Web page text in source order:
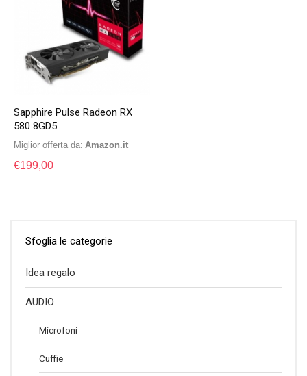
Sapphire Pulse Radeon RX
580 8GD5
Miglior offerta da: Amazon.it
€199,00
Sfoglia le categorie
Idea regalo
AUDIO
Microfoni
Cuffie